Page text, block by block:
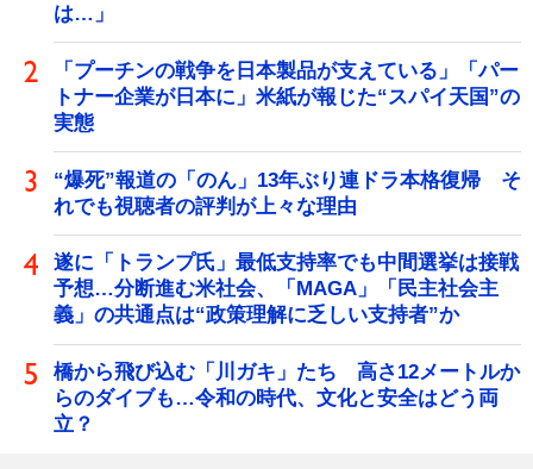
は…」
「プーチンの戦争を日本製品が支えている」「パー
トナー企業が日本に」米紙が報じた“スパイ天国”の
実態
“爆死”報道の「のん」13年ぶり連ドラ本格復帰 そ
れでも視聴者の評判が上々な理由
遂に「トランプ氏」最低支持率でも中間選挙は接戦
予想…分断進む米社会、「MAGA」「民主社会主
義」の共通点は“政策理解に乏しい支持者”か
橋から飛び込む「川ガキ」たち 高さ12メートルか
らのダイブも…令和の時代、文化と安全はどう両
立？